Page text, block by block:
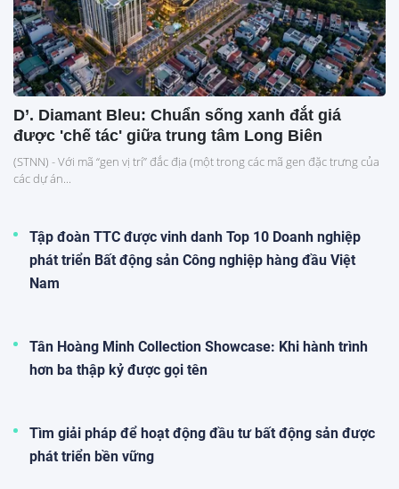
D’. Diamant Bleu: Chuẩn sống xanh đắt giá
được 'chế tác' giữa trung tâm Long Biên
(STNN) - Với mã “gen vị trí” đắc địa (một trong các mã gen đặc trưng của
các dự án...
Tập đoàn TTC được vinh danh Top 10 Doanh nghiệp
phát triển Bất động sản Công nghiệp hàng đầu Việt
Nam
Tân Hoàng Minh Collection Showcase: Khi hành trình
hơn ba thập kỷ được gọi tên
Tìm giải pháp để hoạt động đầu tư bất động sản được
phát triển bền vững